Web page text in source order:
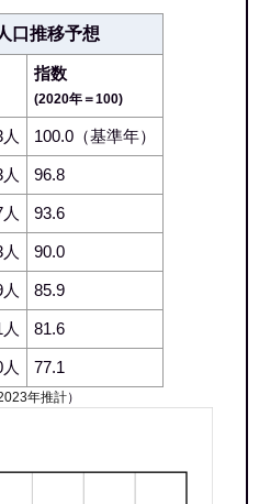
口推移予想
指数
(2020年＝100)
100.0（基準年）
96.8
93.6
90.0
85.9
81.6
77.1
年推計）